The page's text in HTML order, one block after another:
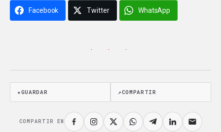
Facebook Twitter WhatsApp
· · ·
★GUARDAR ↗COMPARTIR
COMPARTIR EN